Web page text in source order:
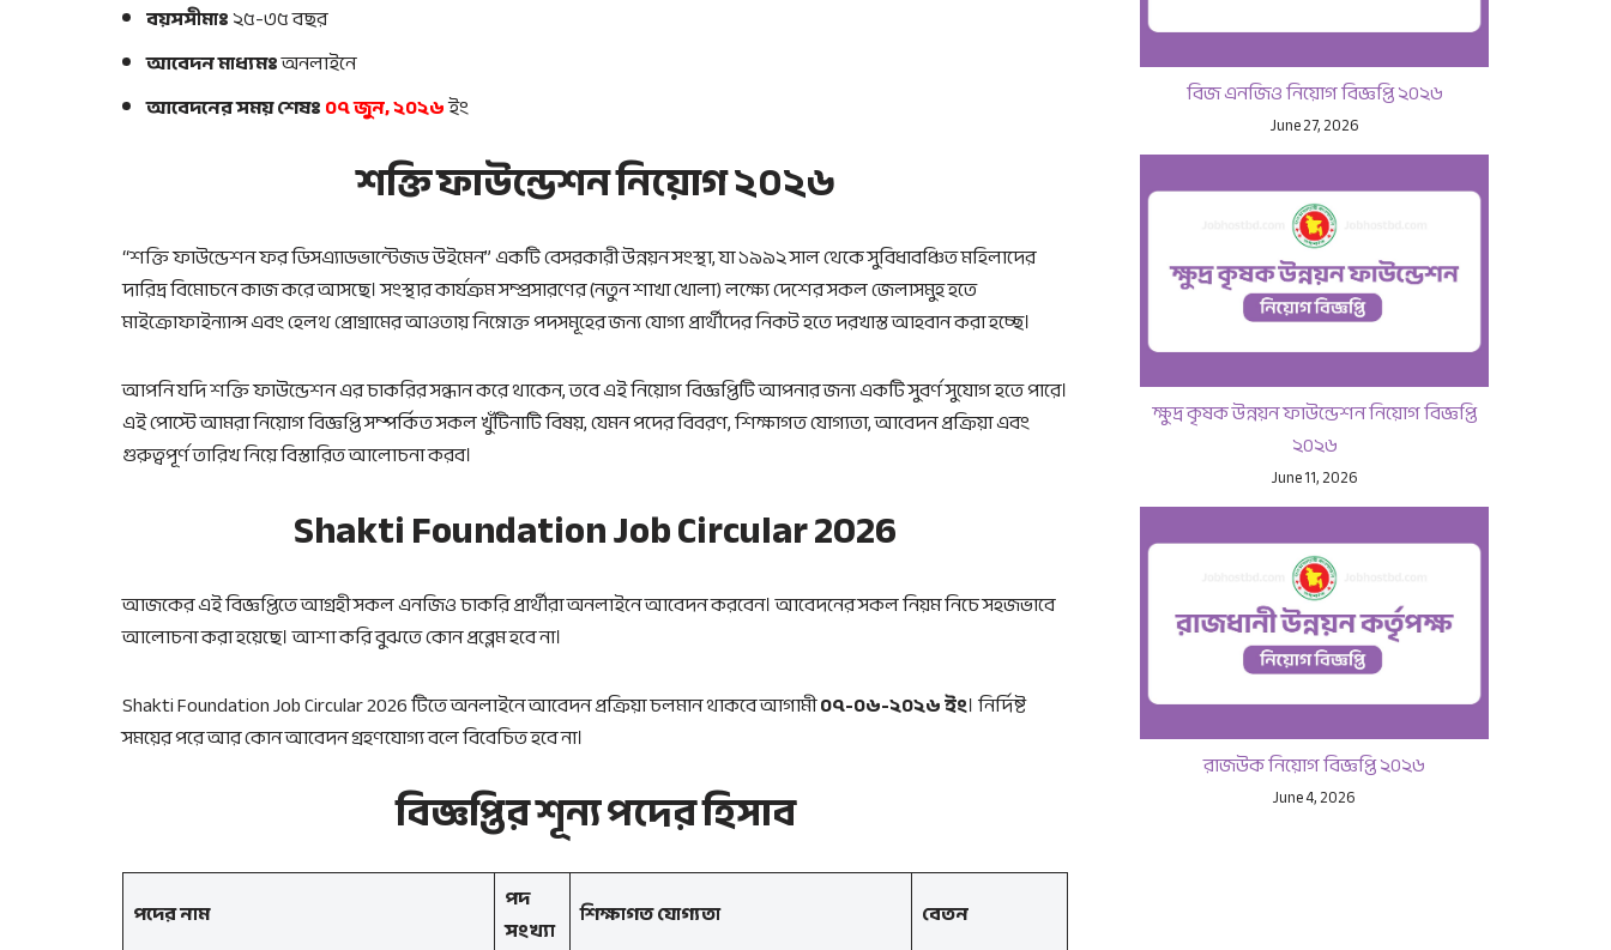
বয়সসীমাঃ২৫-৩৫ বছর
আবেদন মাধ্যমঃঅনলাইনে
আবেদনের সময় শেষঃ০৭ জুন, ২০২৬ইং
শক্তি ফাউন্ডেশন নিয়োগ ২০২৬
“শক্তি ফাউন্ডেশন ফর ডিসএ্যাডভান্টেজড উইমেন” একটি বেসরকারী উন্নয়ন সংস্থা, যা ১৯৯২ সাল থেকে সুবিধাবঞ্চিত মহিলাদের
দারিদ্র বিমোচনে কাজ করে আসছে। সংস্থার কার্যক্রম সম্প্রসারণের (নতুন শাখা খোলা) লক্ষ্যে দেশের সকল জেলাসমুহ হতে
মাইক্রোফাইন্যান্স এবং হেলথ প্রোগ্রামের আওতায় নিম্নোক্ত পদসমূহের জন্য যোগ্য প্রার্থীদের নিকট হতে দরখাস্ত আহবান করা হচ্ছে।
আপনি যদি শক্তি ফাউন্ডেশন এর চাকরির সন্ধান করে থাকেন, তবে এই নিয়োগ বিজ্ঞপ্তিটি আপনার জন্য একটি সুবর্ণ সুযোগ হতে পারে।
এই পোস্টে আমরা নিয়োগ বিজ্ঞপ্তি সম্পর্কিত সকল খুঁটিনাটি বিষয়, যেমন পদের বিবরণ, শিক্ষাগত যোগ্যতা, আবেদন প্রক্রিয়া এবং
গুরুত্বপূর্ণ তারিখ নিয়ে বিস্তারিত আলোচনা করব।
Shakti Foundation Job Circular 2026
আজকের এই বিজ্ঞপ্তিতে আগ্রহী সকল এনজিও চাকরি প্রার্থীরা অনলাইনে আবেদন করবেন। আবেদনের সকল নিয়ম নিচে সহজভাবে
আলোচনা করা হয়েছে। আশা করি বুঝতে কোন প্রব্লেম হবে না।
Shakti Foundation Job Circular 2026 টিতে অনলাইনে আবেদন প্রক্রিয়া চলমান থাকবে আগামী০৭-০৬-২০২৬ ইং। নির্দিষ্ট
সময়ের পরে আর কোন আবেদন গ্রহণযোগ্য বলে বিবেচিত হবে না।
বিজ্ঞপ্তির শূন্য পদের হিসাব
পদের নাম
পদ
সংখ্যা
শিক্ষাগত যোগ্যতা বেতন
বিজ এনজিও নিয়োগ বিজ্ঞপ্তি ২০২৬
June 27, 2026
ক্ষুদ্র কৃষক উন্নয়ন ফাউন্ডেশন নিয়োগ বিজ্ঞপ্তি
২০২৬
June 11, 2026
রাজউক নিয়োগ বিজ্ঞপ্তি ২০২৬
June 4, 2026